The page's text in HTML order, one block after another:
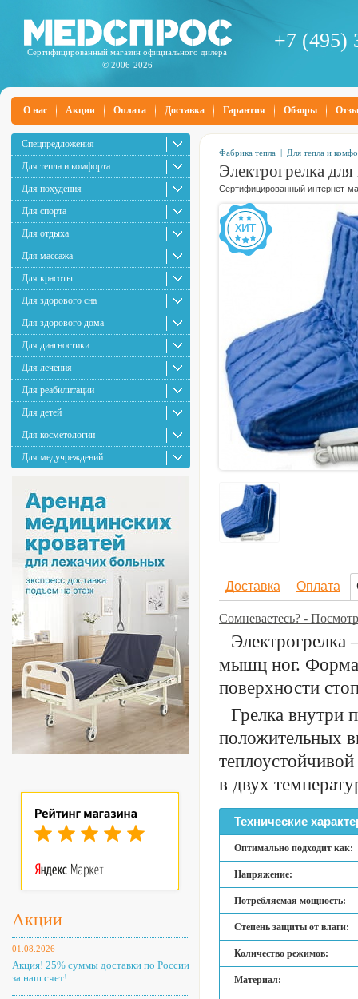
Сертифицированный магазин официального дилера
© 2006-2026
+7 (495)
О нас Акции Оплата Доставка Гарантия Обзоры
Спецпредложения
Для тепла и комфорта
Для похудения
Для спорта
Для отдыха
Для массажа
Для красоты
Для здорового сна
Для здорового дома
Для диагностики
Для лечения
Для реабилитации
Для детей
Для косметологии
Для медучреждений
Акции
01.08.2026
Акция! 25% суммы доставки по России
за наш счет!
Фабрика тепла | Для тепла и
Электрогрелка
Сертифицированный интернет-
Доставка Оплата
Сомневаетесь? -
мышц ног. Форма
поверхности
Грелка внутри
положительных
в двух
Технические
Оптимально подходит как:
Напряжение:
Потребляемая мощность:
Степень защиты от влаги:
Количество режимов:
Материал: